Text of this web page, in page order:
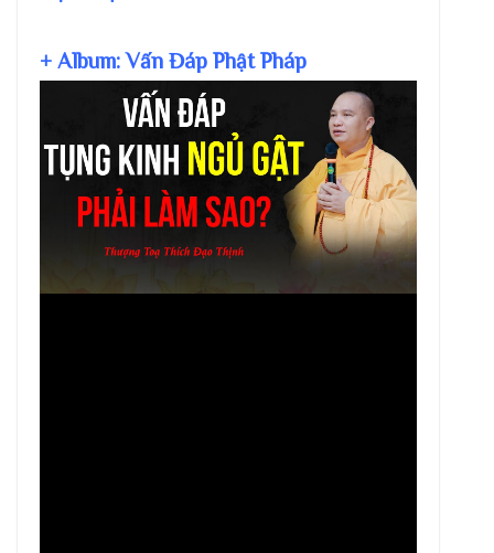
+ Album: Vấn Đáp Phật Pháp